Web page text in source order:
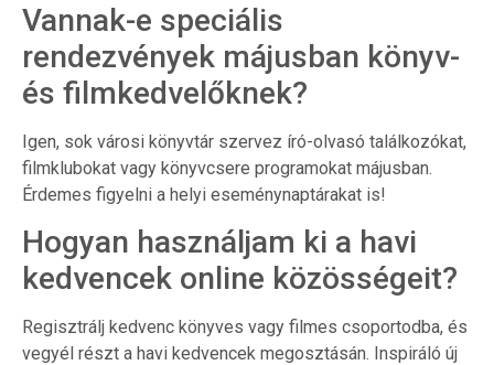
Vannak-e speciális
rendezvények májusban könyv-
és filmkedvelőknek?
Igen, sok városi könyvtár szervez író-olvasó találkozókat,
filmklubokat vagy könyvcsere programokat májusban.
Érdemes figyelni a helyi eseménynaptárakat is!
Hogyan használjam ki a havi
kedvencek online közösségeit?
Regisztrálj kedvenc könyves vagy filmes csoportodba, és
vegyél részt a havi kedvencek megosztásán. Inspiráló új